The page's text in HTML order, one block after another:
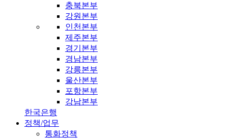
충북본부
강원본부
인천본부
제주본부
경기본부
경남본부
강릉본부
울산본부
포항본부
강남본부
한국은행
정책/업무
통화정책